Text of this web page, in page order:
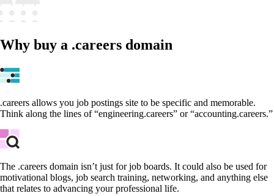
Why buy a .careers domain
.careers allows you job postings site to be specific and memorable.
Think along the lines of “engineering.careers” or “accounting.careers.”
The .careers domain isn’t just for job boards. It could also be used for
motivational blogs, job search training, networking, and anything else
that relates to advancing your professional life.